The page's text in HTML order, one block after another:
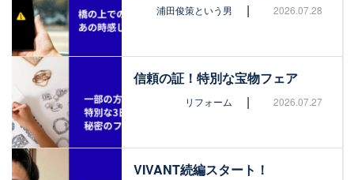
浦田俊策という男 | 2026.07.28
信頼の証！特別な宝物フェア
リフォーム | 2026.07.27
VIVANT続編スタート！